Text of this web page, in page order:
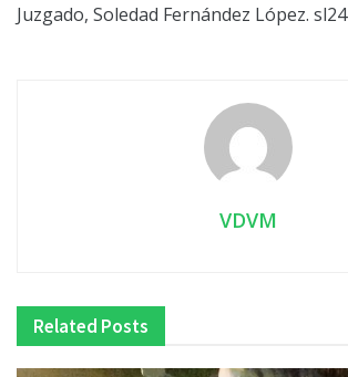
Juzgado, Soledad Fernández López. sl24
VDVM
Related Posts